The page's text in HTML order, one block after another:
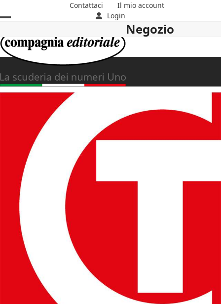
to
Contattaci
Il mio account
Login
mobile
menu
mobile
menu
Negozio